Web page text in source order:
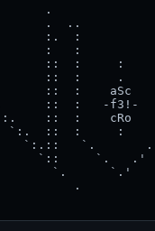
.
.  ..
:.  :
:   :
::  :     :
::  :     .
::  :    aSc
::  :   -f3!-
::  :    cRo
`:.  ::  :     :
`:.::   `.
`::     `.   .'
`.      `.'
.